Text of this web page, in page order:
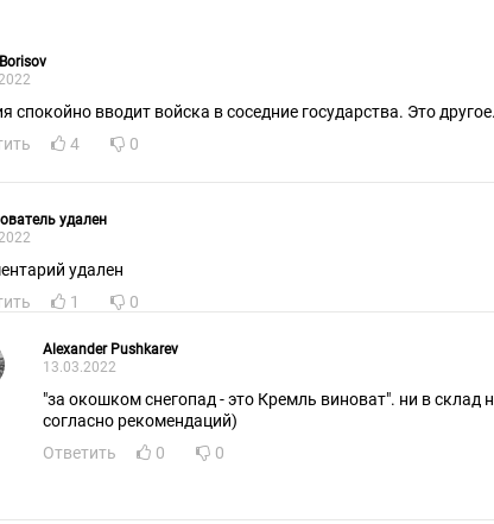
спокойно вводит войска в соседние государства. Это
4 0
удален
удален
1 0
Alexander Pushkarev
13.03.2022
"за окошком снегопад - это Кремль виноват". ни в склад
согласно рекомендаций)
Ответить
0 0